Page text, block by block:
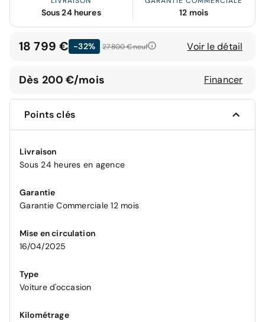
Sous 24 heures 12 mois
18 799 € -32% 27 800 €neuf Voir le détail
Dès 200 €/mois Financer
Points clés
Livraison
Sous 24 heures en agence
Garantie
Garantie Commerciale 12 mois
Mise en circulation
16/04/2025
Type
Voiture d'occasion
Kilométrage